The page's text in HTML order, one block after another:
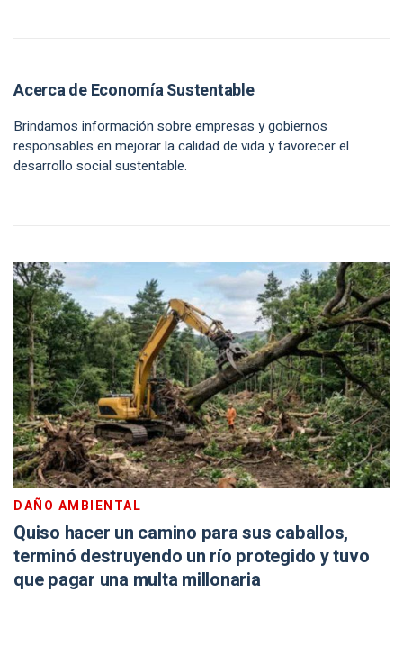
Acerca de Economía Sustentable
Brindamos información sobre empresas y gobiernos
responsables en mejorar la calidad de vida y favorecer el
desarrollo social sustentable.
DAÑO AMBIENTAL
Quiso hacer un camino para sus caballos,
terminó destruyendo un río protegido y tuvo
que pagar una multa millonaria